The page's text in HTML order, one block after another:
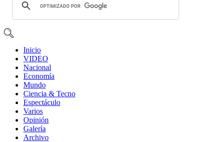
Inicio
VIDEO
Nacional
Economía
Mundo
Ciencia & Tecno
Espectáculo
Varios
Opinión
Galería
Archivo